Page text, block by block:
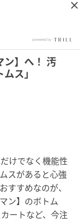
ン】へ！ 汚
ス」
けでなく機能性
スがあると心強
すすめなのが、
ン】のボトム
ートなど、今注